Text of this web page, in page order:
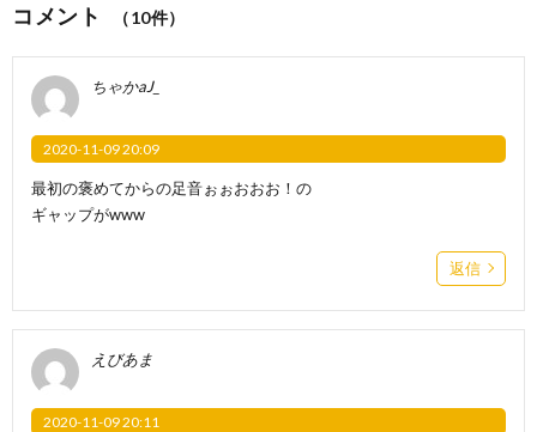
コメント （10件）
ちゃかaJ_
2020-11-09 20:09
最初の褒めてからの足音ぉぉおおお！の
ギャップがwww
返信
えびあま
2020-11-09 20:11